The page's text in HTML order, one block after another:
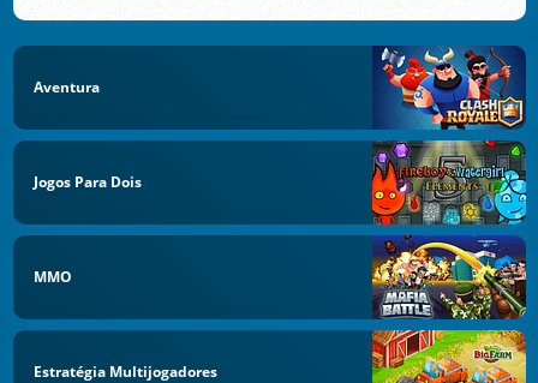
Aventura
Jogos Para Dois
MMO
Estratégia Multijogadores